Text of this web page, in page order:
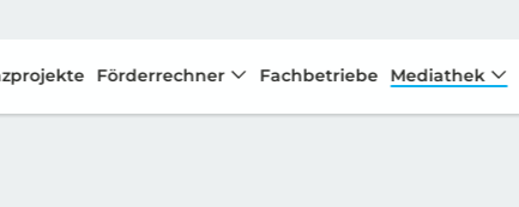
Förderrechner Fachbetriebe Mediathek